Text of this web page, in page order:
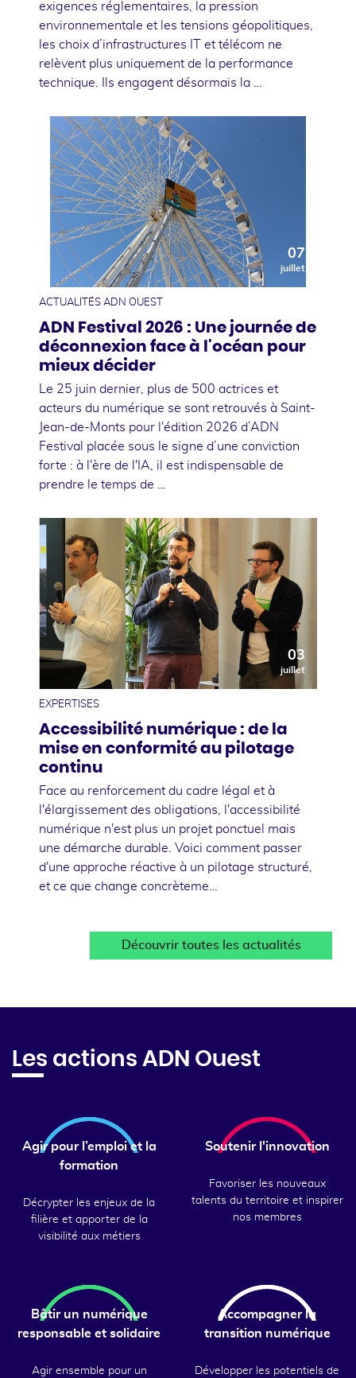
exigences réglementaires, la pression
environnementale et les tensions géopolitiques,
les choix d’infrastructures IT et télécom ne
relèvent plus uniquement de la performance
technique. Ils engagent désormais la …
07
juillet
ACTUALITÉS ADN OUEST
ADN Festival 2026 : Une journée de
déconnexion face à l'océan pour
mieux décider
Le 25 juin dernier, plus de 500 actrices et
acteurs du numérique se sont retrouvés à Saint-
Jean-de-Monts pour l'édition 2026 d’ADN
Festival placée sous le signe d’une conviction
forte : à l'ère de l'IA, il est indispensable de
prendre le temps de …
03
juillet
EXPERTISES
Accessibilité numérique : de la
mise en conformité au pilotage
continu
Face au renforcement du cadre légal et à
l'élargissement des obligations, l'accessibilité
numérique n'est plus un projet ponctuel mais
une démarche durable. Voici comment passer
d'une approche réactive à un pilotage structuré,
et ce que change concrèteme…
Découvrir toutes les actualités
Les actions ADN Ouest
Agir pour l’emploi et la
formation
Décrypter les enjeux de la
filière et apporter de la
visibilité aux métiers
Soutenir l'innovation
Favoriser les nouveaux
talents du territoire et inspirer
nos membres
Bâtir un numérique
responsable et solidaire
Agir ensemble pour un
Accompagner la
transition numérique
Développer les potentiels de